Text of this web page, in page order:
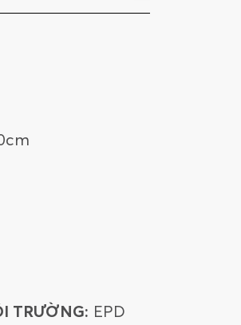
TRƯỜNG: EPD